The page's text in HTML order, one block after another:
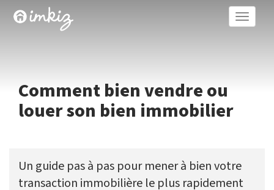
Toggle
Comment bien vendre ou
louer son bien immobilier
Un guide pas à pas pour mener à bien votre
transaction immobilière le plus rapidement